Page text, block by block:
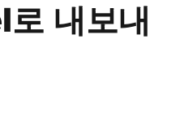
내보내